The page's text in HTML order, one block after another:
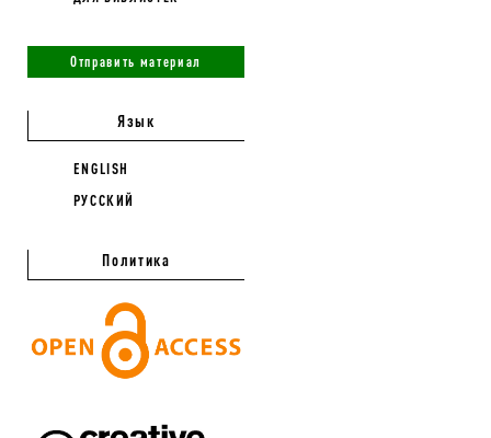
Отправить материал
Язык
ENGLISH
РУССКИЙ
Политика